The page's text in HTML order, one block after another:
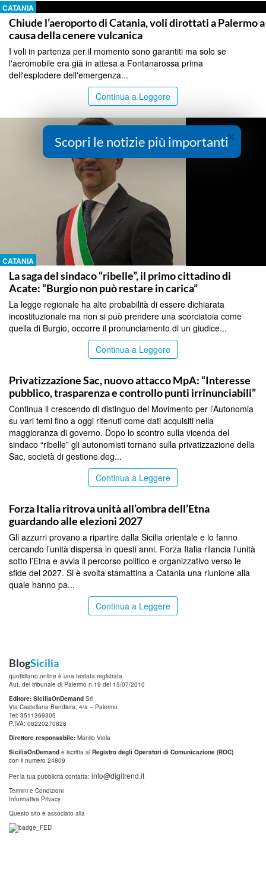
CATANIA
Chiude l’aeroporto di Catania, voli dirottati a Palermo a
causa della cenere vulcanica
I voli in partenza per il momento sono garantiti ma solo se
l'aeromobile era già in attesa a Fontanarossa prima
dell'esplodere dell'emergenza...
Continua a Leggere
CATANIA
La saga del sindaco “ribelle”, il primo cittadino di
Acate: “Burgio non può restare in carica”
La legge regionale ha alte probabilità di essere dichiarata
incostituzionale ma non si può prendere una scorciatoia come
quella di Burgio, occorre il pronunciamento di un giudice...
Continua a Leggere
Privatizzazione Sac, nuovo attacco MpA: “Interesse
pubblico, trasparenza e controllo punti irrinunciabili”
Continua il crescendo di distinguo del Movimento per l’Autonomia
su vari temi fino a oggi ritenuti come dati acquisiti nella
maggioranza di governo. Dopo lo scontro sulla vicenda del
sindaco “ribelle” gli autonomisti tornano sulla privatizzazione della
Sac, società di gestione deg...
Continua a Leggere
Forza Italia ritrova unità all’ombra dell’Etna
guardando alle elezioni 2027
Gli azzurri provano a ripartire dalla Sicilia orientale e lo fanno
cercando l’unità dispersa in questi anni. Forza Italia rilancia l’unità
sotto l’Etna e avvia il percorso politico e organizzativo verso le
sfide del 2027. Si è svolta stamattina a Catania una riunione alla
quale hanno pa...
Continua a Leggere
BlogSicilia
quotidiano online è una testata registrata.
Aut. del tribunale di Palermo n.19 del 15/07/2010
Editore: SiciliaOnDemand Srl
Via Castellana Bandiera, 4/a – Palermo
Tel: 3511369305
P.IVA: 06220270828
Direttore responsabile: Manlio Viola
SiciliaOnDemand è iscritta al Registro degli Operatori di Comunicazione (ROC)
con il numero 24809
Per la tua pubblicità contatta: info@digitrend.it
Termini e Condizioni
Informativa Privacy
Questo sito è associato alla
×
Scopri le notizie più importanti